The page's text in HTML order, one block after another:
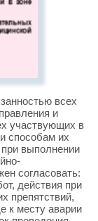
всех
и
участвующих в
способам их
выполнении
согласовать:
действия при
препятствий,
к месту аварии